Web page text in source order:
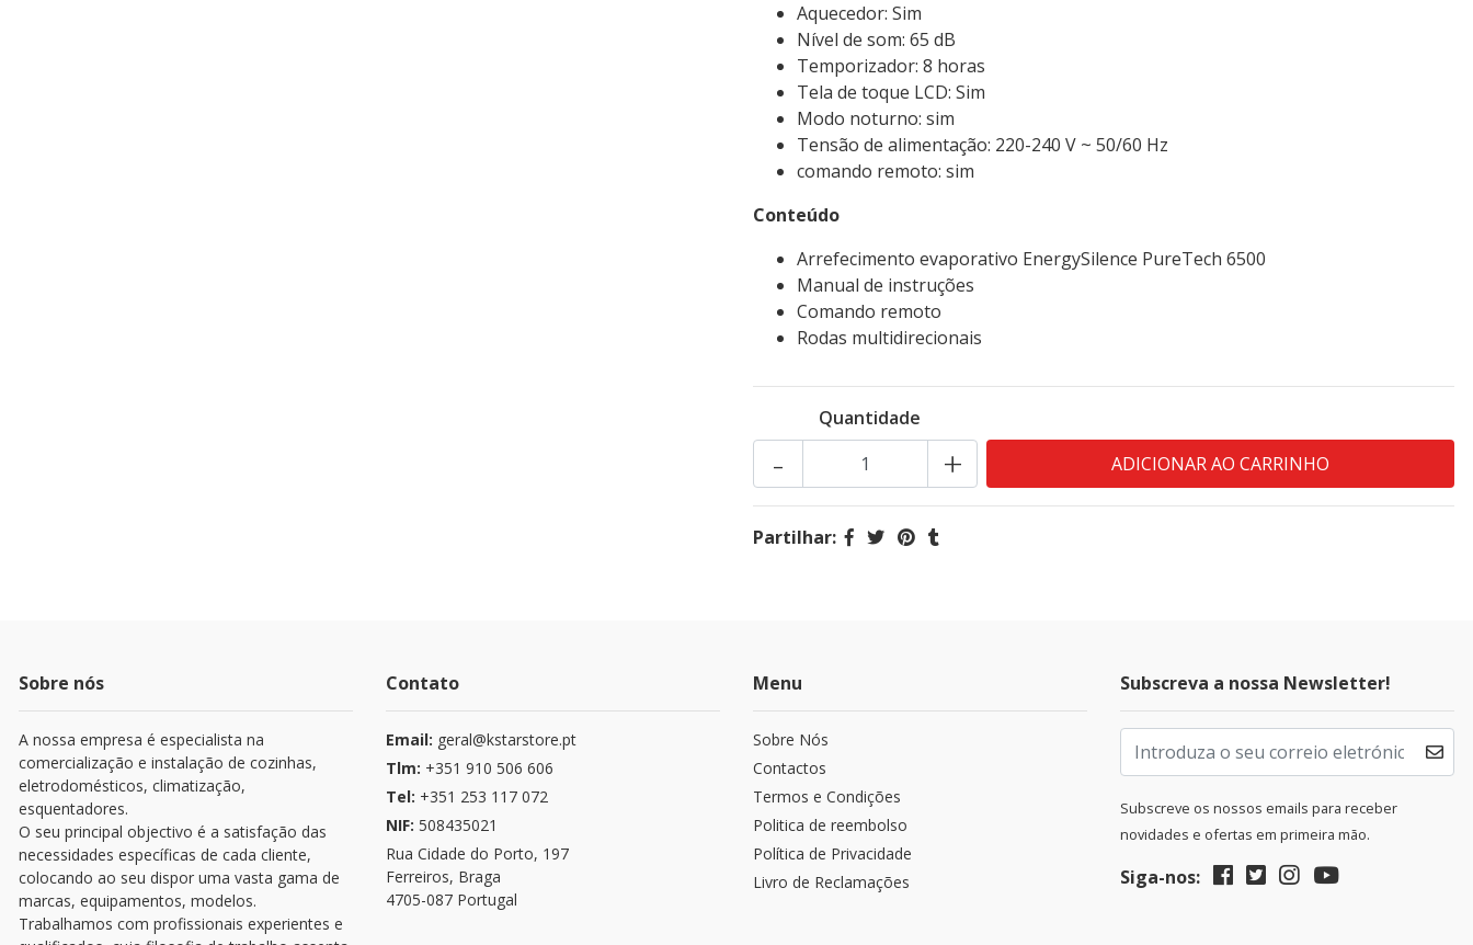
Aquecedor: Sim
Nível de som: 65 dB
Temporizador: 8 horas
Tela de toque LCD: Sim
Modo noturno: sim
Tensão de alimentação: 220-240 V ~ 50/60 Hz
comando remoto: sim
Conteúdo
Arrefecimento evaporativo EnergySilence PureTech 6500
Manual de instruções
Comando remoto
Rodas multidirecionais
Quantidade
+
-
Partilhar:
Sobre nós
A nossa empresa é especialista na
comercialização e instalação de cozinhas,
eletrodomésticos, climatização,
esquentadores.
O seu principal objectivo é a satisfação das
necessidades específicas de cada cliente,
colocando ao seu dispor uma vasta gama de
marcas, equipamentos, modelos.
Trabalhamos com profissionais experientes e
Contato
Email: geral@kstarstore.pt
Tlm: +351 910 506 606
Tel: +351 253 117 072
NIF: 508435021
Rua Cidade do Porto, 197
Ferreiros, Braga
4705-087 Portugal
Menu
Sobre Nós
Contactos
Termos e Condições
Politica de reembolso
Política de Privacidade
Livro de Reclamações
Subscreva a nossa Newsletter!
Subscreve os nossos emails para receber
novidades e ofertas em primeira mão.
Siga-nos: